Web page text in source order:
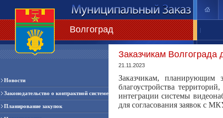
Волгоград |
Новости
Законодательство о контрактной системе
Планирование закупок
Заказчикам Волгограда
21.11.2023
Заказчикам, планирующим
благоустройства
интеграции системы
для согласования заявок с